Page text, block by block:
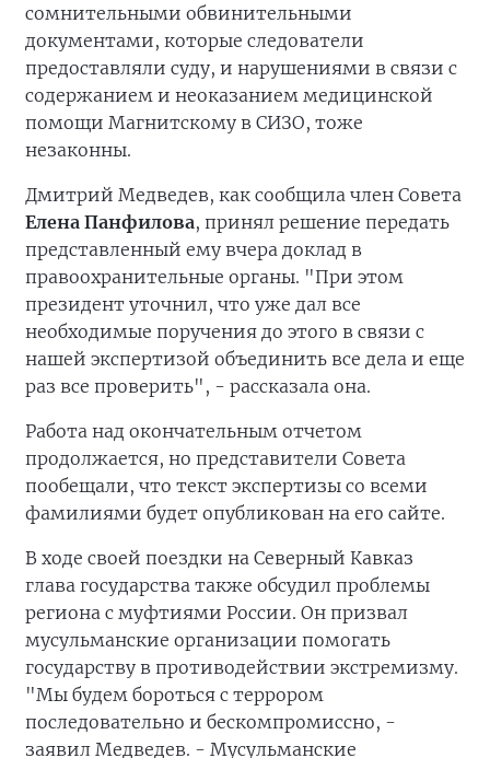
сомнительными обвинительными
документами, которые следователи
предоставляли суду, и нарушениями в связи с
содержанием и неоказанием медицинской
помощи Магнитскому в СИЗО, тоже
незаконны.
Дмитрий Медведев, как сообщила член Совета
Елена Панфилова, принял решение передать
представленный ему вчера доклад в
правоохранительные органы. "При этом
президент уточнил, что уже дал все
необходимые поручения до этого в связи с
нашей экспертизой объединить все дела и еще
раз все проверить", - рассказала она.
Работа над окончательным отчетом
продолжается, но представители Совета
пообещали, что текст экспертизы со всеми
фамилиями будет опубликован на его сайте.
В ходе своей поездки на Северный Кавказ
глава государства также обсудил проблемы
региона с муфтиями России. Он призвал
мусульманские организации помогать
государству в противодействии экстремизму.
"Мы будем бороться с террором
последовательно и бескомпромиссно, -
заявил Медведев. - Мусульманские